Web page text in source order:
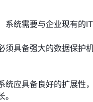
系统需要与企业现有的
须具备强大的数据保护
统应具备良好的扩展性